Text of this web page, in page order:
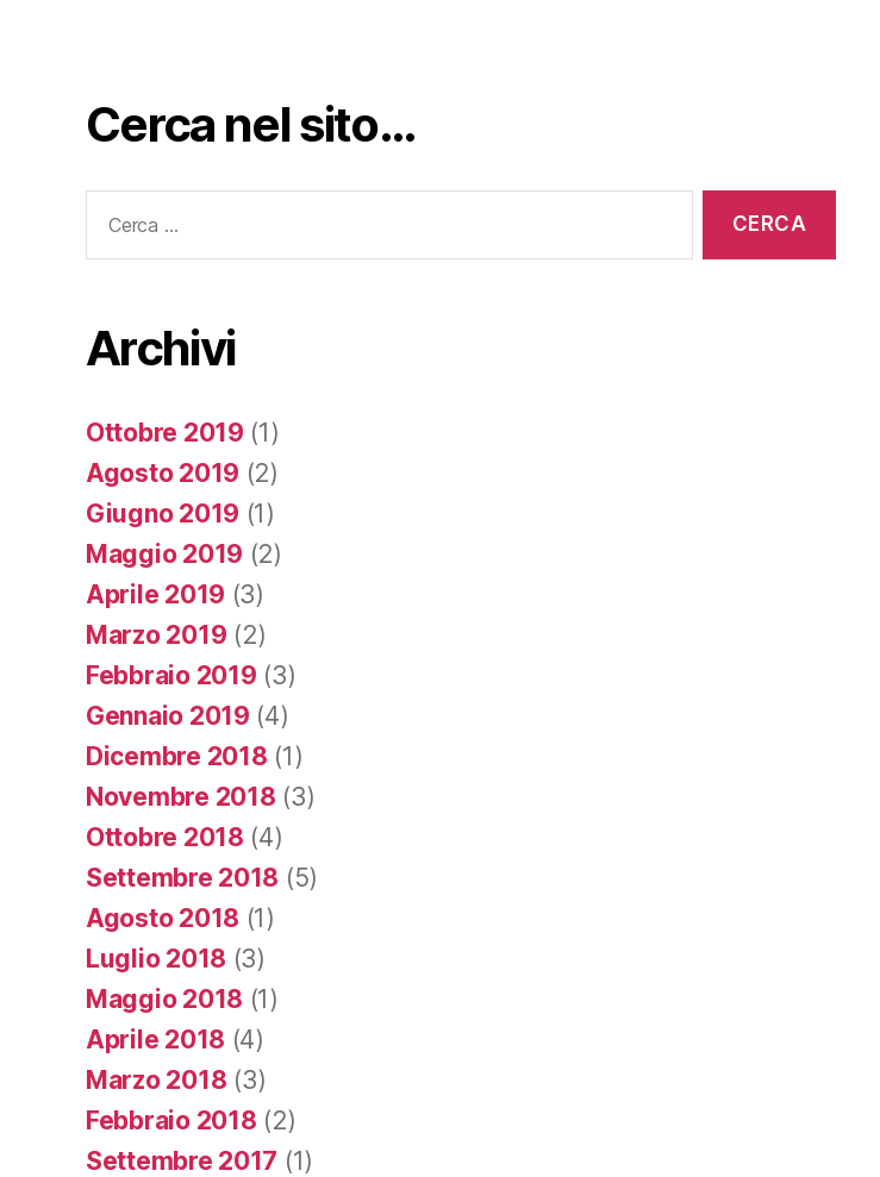
Cerca nel sito…
Archivi
Ottobre 2019 (1)
Agosto 2019 (2)
Giugno 2019 (1)
Maggio 2019 (2)
Aprile 2019 (3)
Marzo 2019 (2)
Febbraio 2019 (3)
Gennaio 2019 (4)
Dicembre 2018 (1)
Novembre 2018 (3)
Ottobre 2018 (4)
Settembre 2018 (5)
Agosto 2018 (1)
Luglio 2018 (3)
Maggio 2018 (1)
Aprile 2018 (4)
Marzo 2018 (3)
Febbraio 2018 (2)
Settembre 2017 (1)